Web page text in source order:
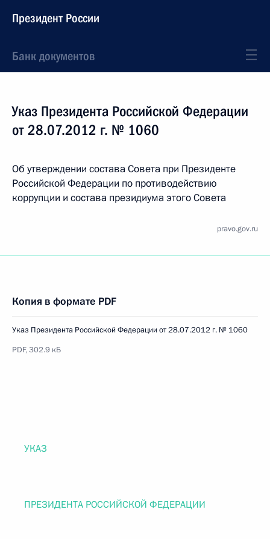
Президент России
Банк документов
Указ Президента Российской Федерации
от 28.07.2012 г. № 1060
Об утверждении состава Совета при Президенте
Российской Федерации по противодействию
коррупции и состава президиума этого Совета
pravo.gov.ru
Копия в формате PDF
Указ Президента Российской Федерации от 28.07.2012 г. № 1060
PDF, 302.9 кБ
УКАЗ
ПРЕЗИДЕНТА РОССИЙСКОЙ ФЕДЕРАЦИИ